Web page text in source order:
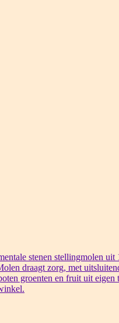
stenen stellingmolen
draagt zorg, met
groenten en fruit uit